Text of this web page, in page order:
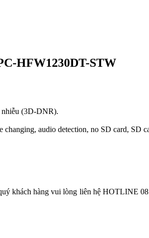
HFW1230DT-STW
nhiễu (3D-DNR).
audio detection, no SD card, SD
hàng vui lòng liên hệ HOTLINE